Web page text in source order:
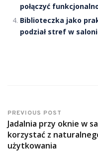
połączyć
Biblioteczka jako
podział stref w
PREVIOUS POST
Jadalnia przy oknie w
korzystać z
użytkowania